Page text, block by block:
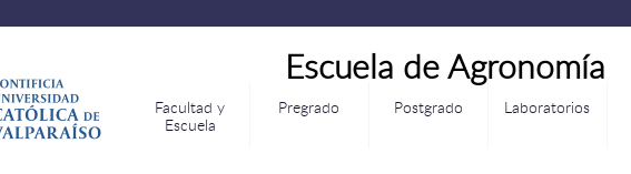
Escuela de Agronomía
Facultad y
Escuela
Pregrado Postgrado Laboratorios